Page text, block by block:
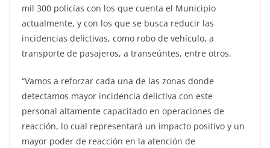
mil 300 policías con los que cuenta el Municipio
actualmente, y con los que se busca reducir las
incidencias delictivas, como robo de vehículo, a
transporte de pasajeros, a transeúntes, entre otros.
“Vamos a reforzar cada una de las zonas donde
detectamos mayor incidencia delictiva con este
personal altamente capacitado en operaciones de
reacción, lo cual representará un impacto positivo y un
mayor poder de reacción en la atención de